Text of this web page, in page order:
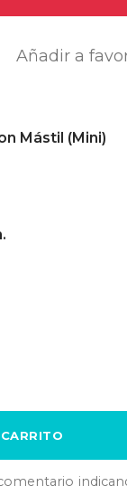
Añadir a
Mástil (Mini)